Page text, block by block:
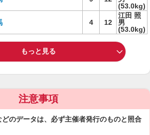
(53.0kg)
4 12
江田 照
男
(53.0kg)
もっと見る
注意事項
のデータは、必ず主催者発行のものと照合